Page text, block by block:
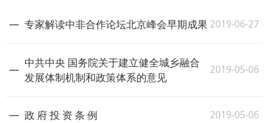
专家解读中非合作论坛北京峰会早期成果 2019-06-27
中共中央 国务院关于建立健全城乡融合
发展体制机制和政策体系的意见
2019-05-06
政 府 投 资 条 例 2019-05-06